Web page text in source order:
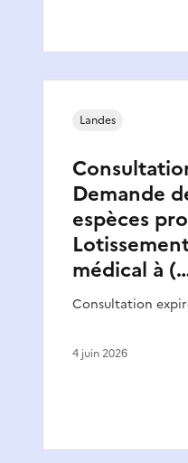
Demande
espèces
médical à
Consultation
Landes
4 juin 2026